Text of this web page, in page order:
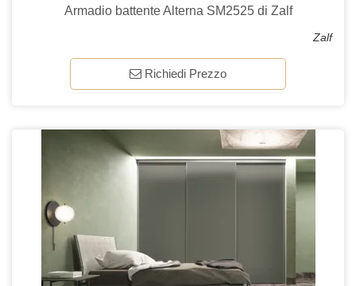
Armadio battente Alterna SM2525 di Zalf
Zalf
Richiedi Prezzo